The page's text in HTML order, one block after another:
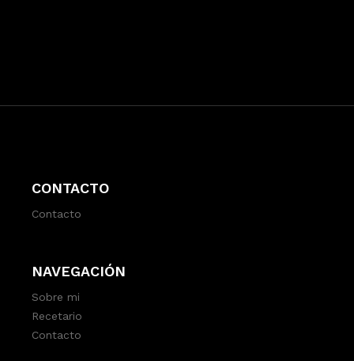
CONTACTO
Contacto
NAVEGACIÓN
Sobre mi
Recetario
Contacto